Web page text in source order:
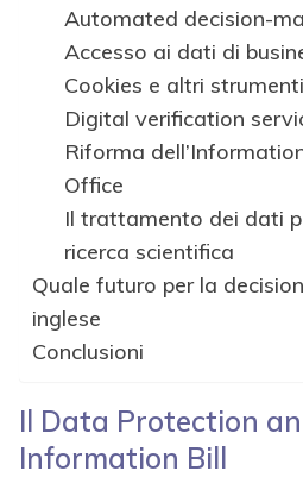
Automated decision-
Accesso ai dati di
Cookies e altri
Digital verification
Riforma
Office
Il trattamento dei dati
ricerca scientifica
Quale futuro per la
inglese
Conclusioni
Il Data Protection
Information Bill